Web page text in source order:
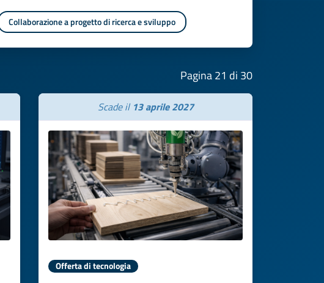
Collaborazione a progetto di ricerca e sviluppo
Pagina 21 di 30
Scade il 13 aprile 2027
Offerta di tecnologia